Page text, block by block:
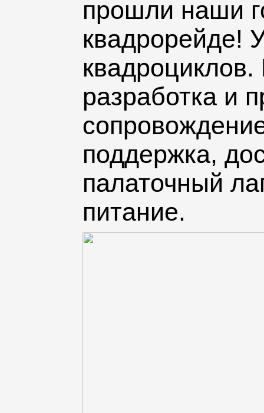
прошли наши
квадрорейде!
разработка и
поддержка,
палаточный
питание.